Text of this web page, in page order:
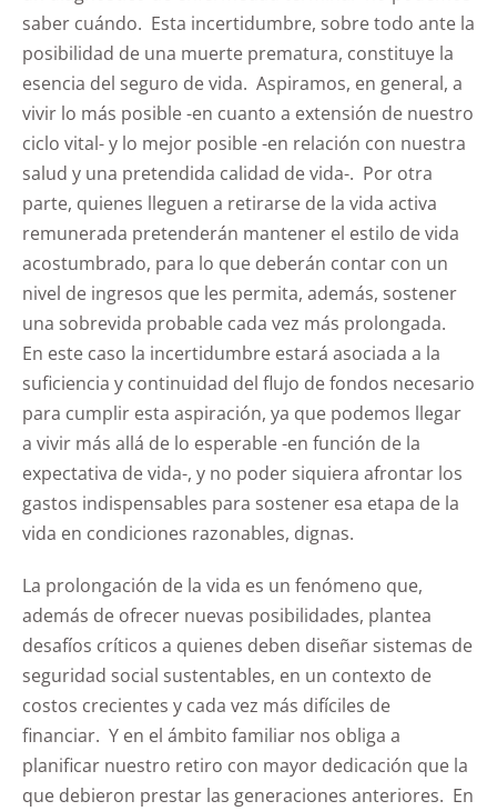
saber cuándo. Esta incertidumbre, sobre todo ante la
posibilidad de una muerte prematura, constituye la
esencia del seguro de vida. Aspiramos, en general, a
vivir lo más posible -en cuanto a extensión de nuestro
ciclo vital- y lo mejor posible -en relación con nuestra
salud y una pretendida calidad de vida-. Por otra
parte, quienes lleguen a retirarse de la vida activa
remunerada pretenderán mantener el estilo de vida
acostumbrado, para lo que deberán contar con un
nivel de ingresos que les permita, además, sostener
una sobrevida probable cada vez más prolongada.
En este caso la incertidumbre estará asociada a la
suficiencia y continuidad del flujo de fondos necesario
para cumplir esta aspiración, ya que podemos llegar
a vivir más allá de lo esperable -en función de la
expectativa de vida-, y no poder siquiera afrontar los
gastos indispensables para sostener esa etapa de la
vida en condiciones razonables, dignas.
La prolongación de la vida es un fenómeno que,
además de ofrecer nuevas posibilidades, plantea
desafíos críticos a quienes deben diseñar sistemas de
seguridad social sustentables, en un contexto de
costos crecientes y cada vez más difíciles de
financiar. Y en el ámbito familiar nos obliga a
planificar nuestro retiro con mayor dedicación que la
que debieron prestar las generaciones anteriores. En